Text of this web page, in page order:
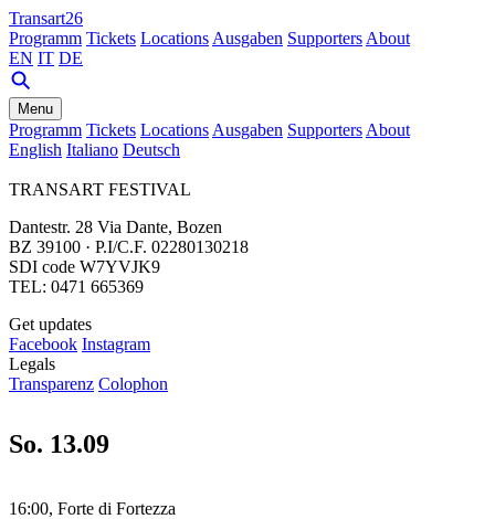
Transart26
Programm Tickets Locations Ausgaben Supporters About
EN IT DE
Menu
Programm Tickets Locations Ausgaben Supporters About
English Italiano Deutsch
TRANSART FESTIVAL
Dantestr. 28 Via Dante, Bozen
BZ 39100 · P.I/C.F. 02280130218
SDI code W7YVJK9
TEL: 0471 665369
Get updates
Facebook Instagram
Legals
Transparenz Colophon
So. 13.09
16:00, Forte di Fortezza